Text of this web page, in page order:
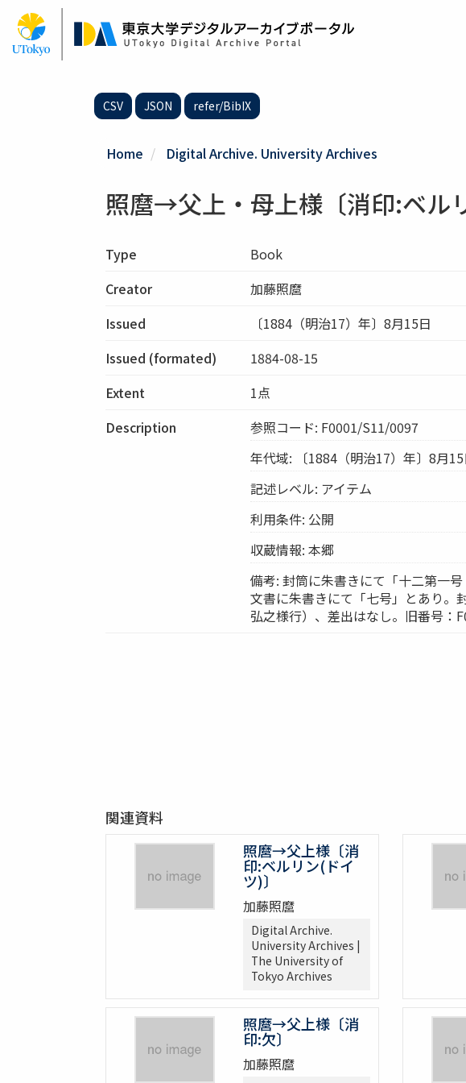
Skip
main
content
CSV JSON refer/BibIX
Home Digital Archive. University Archives
照麿→父上・母上様〔消印:ベル
Type
Book
Creator
加藤照麿
Issued
〔1884（明治17）年〕8月15日
Issued (formated)
1884-08-15
Extent
1点
Description
参照コード: F0001/S11/0097
年代域: 〔1884（明治17）年〕8月15
記述レベル: アイテム
利用条件: 公開
収蔵情報: 本郷
備考: 封筒に朱書きにて「十二第一
文書に朱書きにて「七号」とあり。
弘之様行）、差出はなし。旧番号：
関連資料
照麿→父上様〔消
印:ベルリン(ドイ
ツ)〕
加藤照麿
Digital Archive.
University Archives |
The University of
Tokyo Archives
照麿→父上様〔消
印:欠〕
加藤照麿